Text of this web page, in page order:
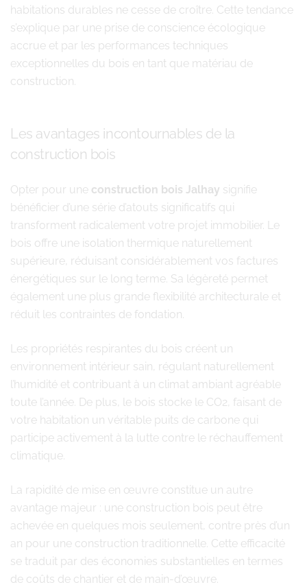
habitations durables ne cesse de croître. Cette tendance
s’explique par une prise de conscience écologique
accrue et par les performances techniques
exceptionnelles du bois en tant que matériau de
construction.
Les avantages incontournables de la
construction bois
Opter pour une construction bois Jalhay signifie
bénéficier d’une série d’atouts significatifs qui
transforment radicalement votre projet immobilier. Le
bois offre une isolation thermique naturellement
supérieure, réduisant considérablement vos factures
énergétiques sur le long terme. Sa légèreté permet
également une plus grande flexibilité architecturale et
réduit les contraintes de fondation.
Les propriétés respirantes du bois créent un
environnement intérieur sain, régulant naturellement
l’humidité et contribuant à un climat ambiant agréable
toute l’année. De plus, le bois stocke le CO2, faisant de
votre habitation un véritable puits de carbone qui
participe activement à la lutte contre le réchauffement
climatique.
La rapidité de mise en œuvre constitue un autre
avantage majeur : une construction bois peut être
achevée en quelques mois seulement, contre près d’un
an pour une construction traditionnelle. Cette efficacité
se traduit par des économies substantielles en termes
de coûts de chantier et de main-d’œuvre.